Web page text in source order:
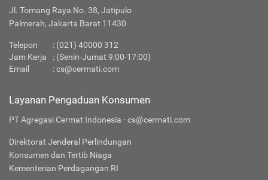
Jl. Tomang Raya No. 38, Jatipulo
Palmerah, Jakarta Barat 11430
Telepon : (021) 40000 312
Jam Kerja
: (Senin-Jumat 9:00-17:00)
Email
:cs@cermati.com
Layanan Pengaduan Konsumen
PT Agregasi Cermat Indonesia - cs@cermati.com
Direktorat Jenderal Perlindungan
Konsumen dan Tertib Niaga
Kementerian Perdagangan RI